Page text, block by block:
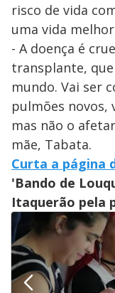
risco de vida
uma vida
- A doença é
transplante, que
mundo. Vai ser
pulmões novos,
mas não o
mãe, Tabata.
Curta a página
'Bando de
Itaquerão pela